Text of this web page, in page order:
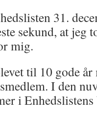
31.
sekund, at jeg
mig.
til 10 gode år
I den
i